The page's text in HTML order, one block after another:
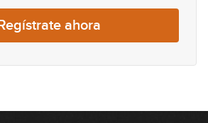
GRATIS
#30 Groove Pop-Rock en G
ahora